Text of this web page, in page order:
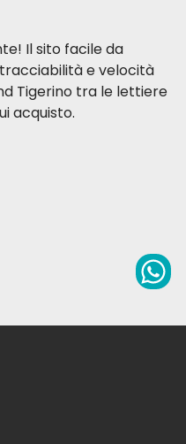
Il sito facile da
e velocità
Tigerino tra le lettiere
acquisto.